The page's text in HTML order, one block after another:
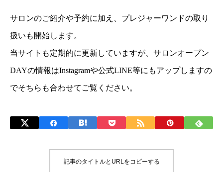
サロンのご紹介や予約に加え、プレジャーワンドの取り
扱いも開始します。
当サイトも定期的に更新していますが、サロンオープン
DAYの情報はInstagramや公式LINE等にもアップしますの
でそちらも合わせてご覧ください。
記事のタイトルとURLをコピーする